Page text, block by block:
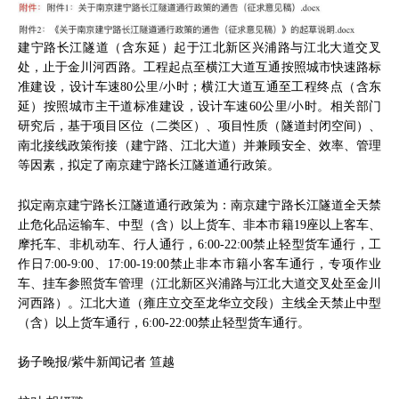
建宁路长江隧道（含东延）起于江北新区兴浦路与江北大道交叉
处，止于金川河西路。工程起点至横江大道互通按照城市快速路标
准建设，设计车速80公里/小时；横江大道互通至工程终点（含东
延）按照城市主干道标准建设，设计车速60公里/小时。相关部门
研究后，基于项目区位（二类区）、项目性质（隧道封闭空间）、
南北接线政策衔接（建宁路、江北大道）并兼顾安全、效率、管理
等因素，拟定了南京建宁路长江隧道通行政策。
拟定南京建宁路长江隧道通行政策为：南京建宁路长江隧道全天禁
止危化品运输车、中型（含）以上货车、非本市籍19座以上客车、
摩托车、非机动车、行人通行，6:00-22:00禁止轻型货车通行，工
作日7:00-9:00、17:00-19:00禁止非本市籍小客车通行，专项作业
车、挂车参照货车管理（江北新区兴浦路与江北大道交叉处至金川
河西路）。江北大道（雍庄立交至龙华立交段）主线全天禁止中型
（含）以上货车通行，6:00-22:00禁止轻型货车通行。
扬子晚报/紫牛新闻记者 笪越